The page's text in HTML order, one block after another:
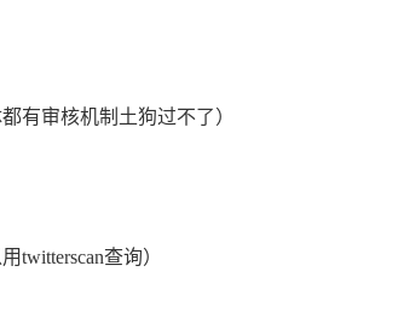
有审核机制土狗过不了）
查询）